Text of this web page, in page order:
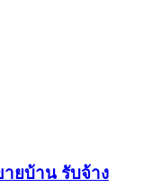
ยบ้าน รับจ้าง